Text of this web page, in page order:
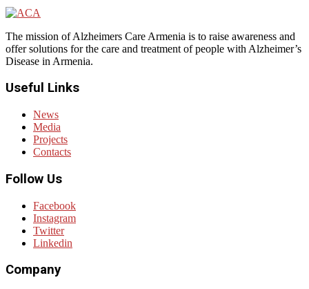
The mission of Alzheimers Care Armenia is to raise awareness and
offer solutions for the care and treatment of people with Alzheimer’s
Disease in Armenia.
Useful Links
News
Media
Projects
Contacts
Follow Us
Facebook
Instagram
Twitter
Linkedin
Company